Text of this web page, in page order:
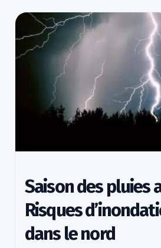
Saison des pluies
Risques
dans le nord